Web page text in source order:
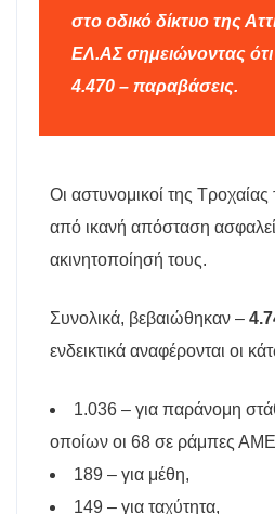
στο οδικό δίκτυο της
ΕΛ.ΑΣ σημειώνοντας
4.470 – παραβάσεις.
Οι αστυνομικοί της
από ικανή απόσταση
ακινητοποίησή τους.
Συνολικά, βεβαιώθηκαν –
ενδεικτικά αναφέρονται οι
1.036 – για παράνομη
οποίων οι 68 σε ράμπες
189 – για μέθη,
149 – για ταχύτητα,